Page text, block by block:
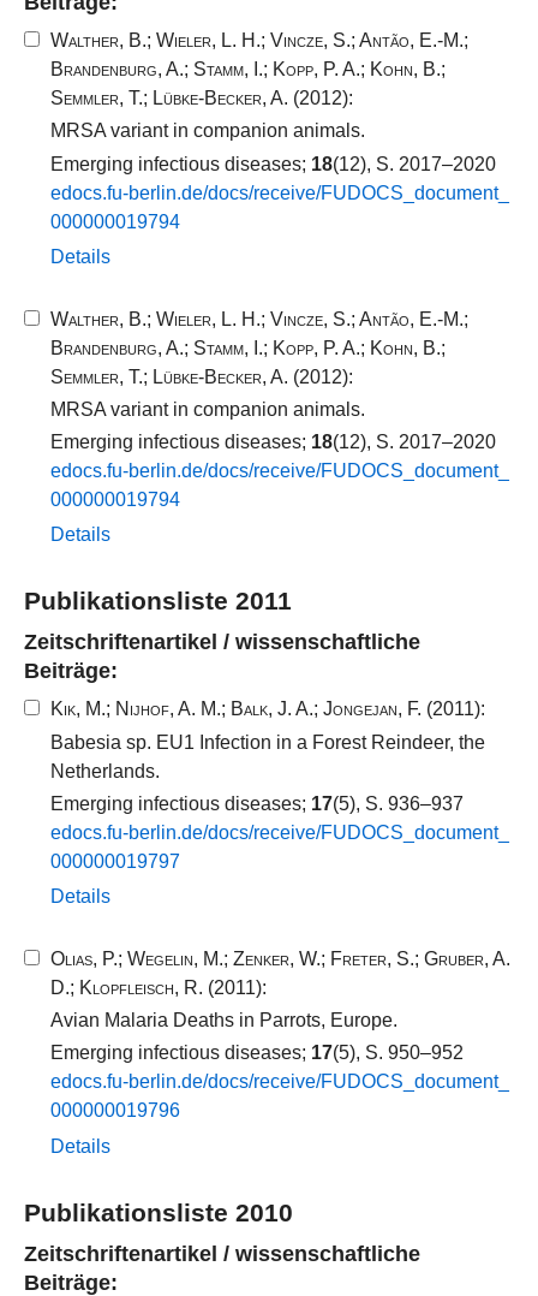
Walther, B.; Wieler, L. H.; Vincze, S.; Antão, E.-M.;
Brandenburg, A.; Stamm, I.; Kopp, P. A.; Kohn, B.;
Semmler, T.; Lübke-Becker, A. (2012):
MRSA variant in companion animals.
Emerging infectious diseases; 18(12), S. 2017–2020
edocs.​fu-​berlin.​de/​docs/​receive/​FUDOCS_​document_​
000000019794​
Details
Walther, B.; Wieler, L. H.; Vincze, S.; Antão, E.-M.;
Brandenburg, A.; Stamm, I.; Kopp, P. A.; Kohn, B.;
Semmler, T.; Lübke-Becker, A. (2012):
MRSA variant in companion animals.
Emerging infectious diseases; 18(12), S. 2017–2020
edocs.​fu-​berlin.​de/​docs/​receive/​FUDOCS_​document_​
000000019794​
Details
Publikationsliste 2011
Zeitschriftenartikel / wissenschaftliche
Beiträge:
Kik, M.; Nijhof, A. M.; Balk, J. A.; Jongejan, F. (2011):
Babesia sp. EU1 Infection in a Forest Reindeer, the
Netherlands.
Emerging infectious diseases; 17(5), S. 936–937
edocs.​fu-​berlin.​de/​docs/​receive/​FUDOCS_​document_​
000000019797​
Details
Olias, P.; Wegelin, M.; Zenker, W.; Freter, S.; Gruber, A.
D.; Klopfleisch, R. (2011):
Avian Malaria Deaths in Parrots, Europe.
Emerging infectious diseases; 17(5), S. 950–952
edocs.​fu-​berlin.​de/​docs/​receive/​FUDOCS_​document_​
000000019796​
Details
Publikationsliste 2010
Zeitschriftenartikel / wissenschaftliche
Beiträge: